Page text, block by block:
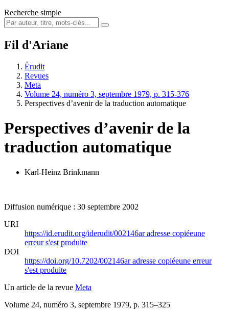
Recherche simple
Fil d'Ariane
Érudit
Revues
Meta
Volume 24, numéro 3, septembre 1979, p. 315-376
Perspectives d’avenir de la traduction automatique
Perspectives d’avenir de la
traduction automatique
Karl-Heinz Brinkmann
Diffusion numérique : 30 septembre 2002
URI
https://id.erudit.org/iderudit/002146aradresse copiéeune
erreur s'est produite
DOI
https://doi.org/10.7202/002146aradresse copiéeune erreur
s'est produite
Un article de la revue Meta
Volume 24, numéro 3, septembre 1979, p. 315–325